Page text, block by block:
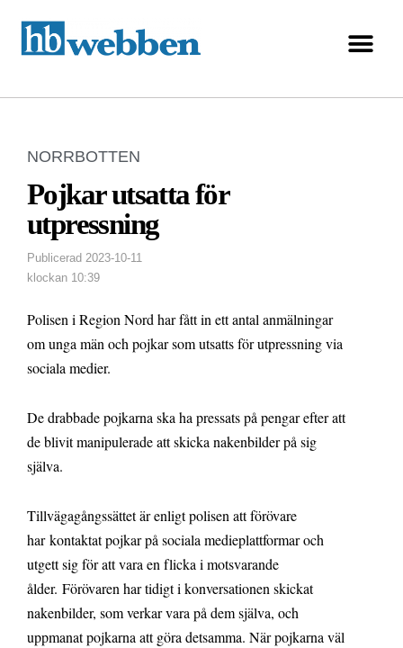
NORRBOTTEN
Pojkar utsatta för
utpressning
Publicerad 2023-10-11
klockan 10:39
Polisen i Region Nord har fått in ett antal anmälningar
om unga män och pojkar som utsatts för utpressning via
sociala medier.
De drabbade pojkarna ska ha pressats på pengar efter att
de blivit manipulerade att skicka nakenbilder på sig
själva.
Tillvägagångssättet är enligt polisen att förövare
har kontaktat pojkar på sociala medieplattformar och
utgett sig för att vara en flicka i motsvarande
ålder. Förövaren har tidigt i konversationen skickat
nakenbilder, som verkar vara på dem själva, och
uppmanat pojkarna att göra detsamma. När pojkarna väl